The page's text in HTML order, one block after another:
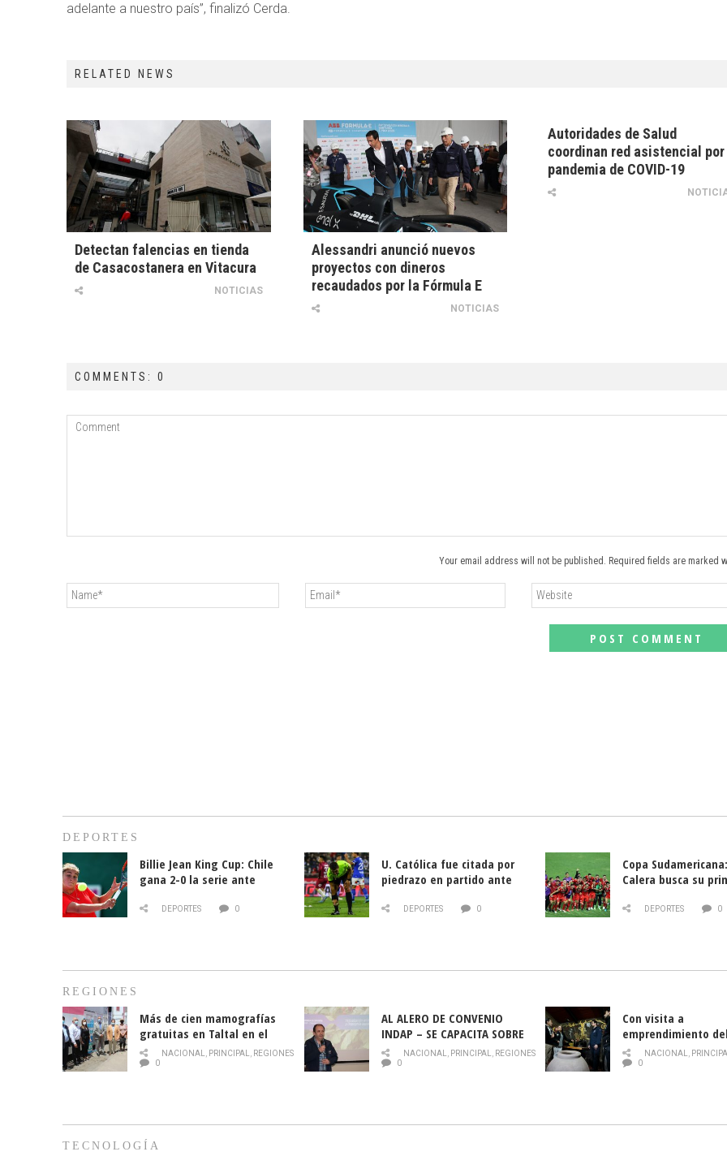
adelante a nuestro país”, finalizó Cerda.
RELATED NEWS
Detectan falencias en tienda
de Casacostanera en Vitacura
NOTICIAS
Alessandri anunció nuevos
proyectos con dineros
recaudados por la Fórmula E
NOTICIAS
Autoridades de Salud
coordinan red asistencial por
pandemia de COVID-19
COMMENTS: 0
Your email address will not be published. Required fields are marked
DEPORTES
Billie Jean King Cup: Chile
gana 2-0 la serie ante
DEPORTES 0
U. Católica fue citada por
piedrazo en partido ante
DEPORTES 0
Copa
Calera busca su
DEPORTES 0
REGIONES
Más de cien mamografías
gratuitas en Taltal en el
mes de la prevención del
cáncer de mama
NACIONAL, PRINCIPAL, REGIONES
0
AL ALERO DE CONVENIO
INDAP – SE CAPACITA SOBRE
PLAGA DROSOPHILA SUZUKII
NACIONAL, PRINCIPAL, REGIONES
0
Con visita a
emprendimiento
y llamado al
historia campesina
NACIONAL,
0
TECNOLOGÍA